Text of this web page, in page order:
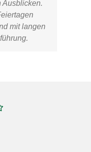
Ausblicken.
mit langen